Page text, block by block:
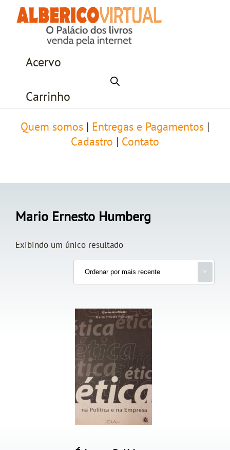
Acervo
Carrinho
Quem somos Entregas e Pagamentos
Cadastro
Contato
Mario Ernesto Humberg
Exibindo um único resultado